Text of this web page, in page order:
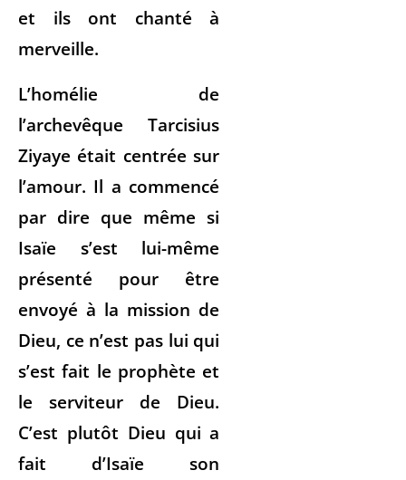
et ils ont chanté à
merveille.
L’homélie de
l’archevêque Tarcisius
Ziyaye était centrée sur
l’amour. Il a commencé
par dire que même si
Isaïe s’est lui-même
présenté pour être
envoyé à la mission de
Dieu, ce n’est pas lui qui
s’est fait le prophète et
le serviteur de Dieu.
C’est plutôt Dieu qui a
fait d’Isaïe son